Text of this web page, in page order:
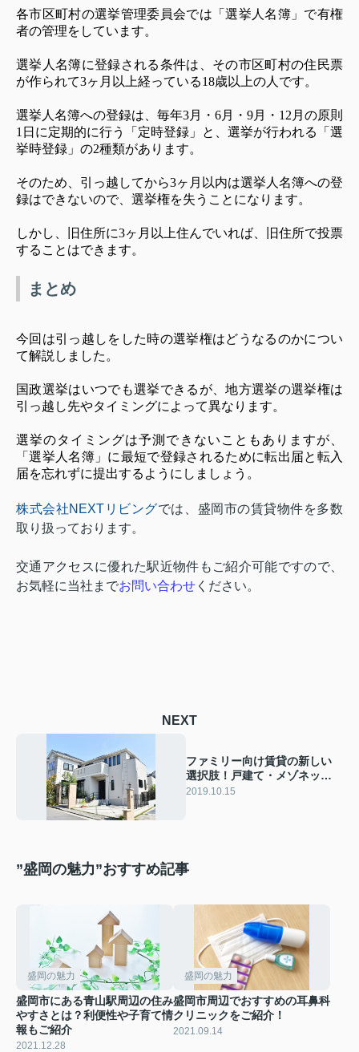
各市区町村の選挙管理委員会では「選挙人名簿」で有権
者の管理をしています。
選挙人名簿に登録される条件は、その市区町村の住民票
が作られて3ヶ月以上経っている18歳以上の人です。
選挙人名簿への登録は、毎年3月・6月・9月・12月の原則
1日に定期的に行う「定時登録」と、選挙が行われる「選
挙時登録」の2種類があります。
そのため、引っ越してから3ヶ月以内は選挙人名簿への登
録はできないので、選挙権を失うことになります。
しかし、旧住所に3ヶ月以上住んでいれば、旧住所で投票
することはできます。
まとめ
今回は引っ越しをした時の選挙権はどうなるのかについ
て解説しました。
国政選挙はいつでも選挙できるが、地方選挙の選挙権は
引っ越し先やタイミングによって異なります。
選挙のタイミングは予測できないこともありますが、
「選挙人名簿」に最短で登録されるために転出届と転入
届を忘れずに提出するようにしましょう。
株式会社NEXT リビングでは、盛岡市の賃貸物件を多数
取り扱っております。
交通アクセスに優れた駅近物件もご紹介可能ですので、
お気軽に当社までお問い合わせ ください。
NEXT
ファミリー向け賃貸の新しい
選択肢！戸建て・メゾネット
それぞれの特徴
2019.10.15
”盛岡の魅力”おすすめ記事
盛岡の魅力
盛岡市にある青山駅周辺の住み
やすさとは？利便性や子育て情
報もご紹介
2021.12.28
盛岡の魅力
盛岡市周辺でおすすめの耳鼻科
クリニックをご紹介！
2021.09.14